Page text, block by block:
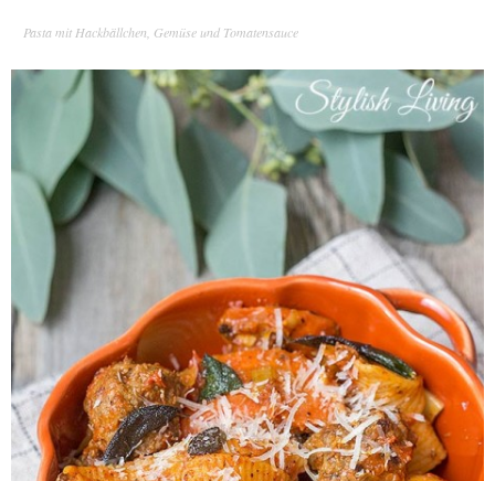
Pasta mit Hackbällchen, Gemüse und Tomatensauce